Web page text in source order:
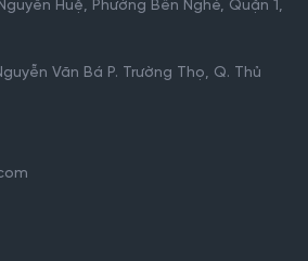
Huệ, Phường Bến Nghé, Quận 1,
Văn Bá P. Trường Thọ, Q. Thủ